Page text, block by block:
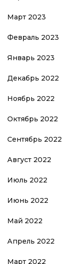
Март 2023
Февраль 2023
Январь 2023
Декабрь 2022
Ноябрь 2022
Октябрь 2022
Сентябрь 2022
Август 2022
Июль 2022
Июнь 2022
Май 2022
Апрель 2022
Март 2022